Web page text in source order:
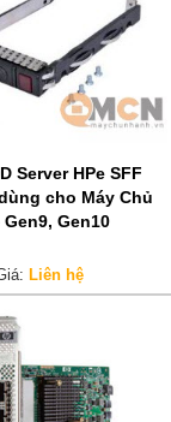
Server HPe SFF
cho Máy Chủ
Gen9, Gen10
Liên hệ